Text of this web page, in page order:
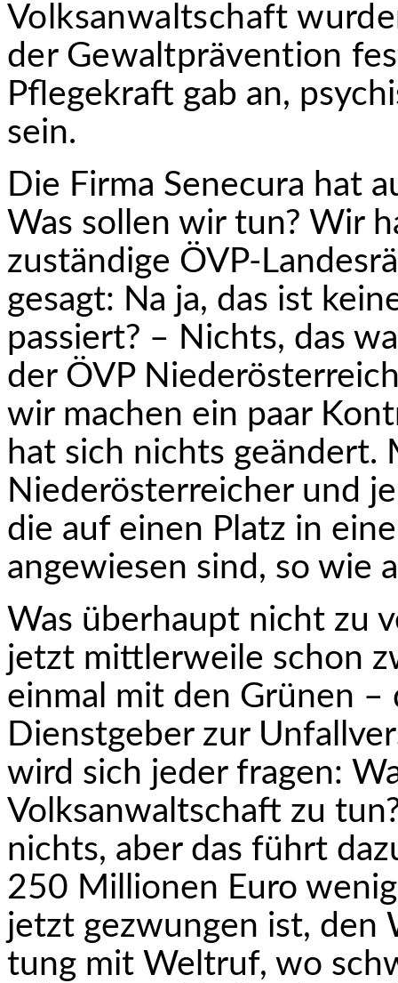
Volksanwaltschaft
der Gewaltprävention
Pflegekraft gab an,
sein.
Die Firma Senecura hat
Was sollen wir tun? Wir
zuständige ÖVP-
gesagt: Na ja, das ist
passiert? – Nichts, das
der ÖVP
wir machen ein paar
hat sich nichts geändert.
Niederösterreicher und
die auf einen Platz in
angewiesen sind, so wie
Was überhaupt nicht zu
jetzt mittlerweile schon
einmal mit den Grünen –
Dienstgeber zur
wird sich jeder fragen:
Volksanwaltschaft zu
nichts, aber das führt
250 Millionen Euro
jetzt gezwungen ist, den
tung mit Weltruf, wo